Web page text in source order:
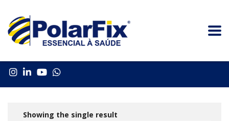
Showing the single result